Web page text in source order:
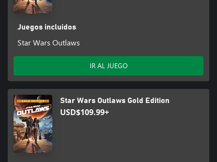
Juegos incluidos
Star Wars Outlaws
IR AL JUEGO
Star Wars Outlaws Gold Edition
USD$109.99+